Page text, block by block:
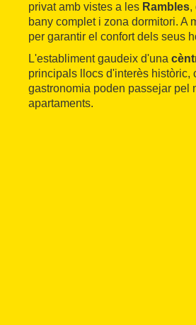
privat amb vistes a les Rambles,
bany complet i zona dormitori. A
per garantir el confort dels seus
L'establiment gaudeix d'una
principals llocs d'interès històric,
gastronomia poden passejar pel
apartaments.